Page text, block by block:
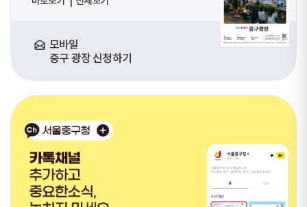
모바일
중구 광장 신청하기